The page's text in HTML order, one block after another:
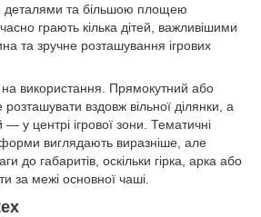
деталями та більшою площею
грають кілька дітей, важливішими
та зручне розташування ігрових
використання. Прямокутний або
вздовж вільної ділянки, а
у центрі ігрової зони. Тематичні
виглядають виразніше, але
до габаритів, оскільки гірка, арка або
за межі основної чаші.